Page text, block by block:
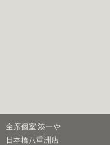
全席個室 湊一や
日本橋八重洲店